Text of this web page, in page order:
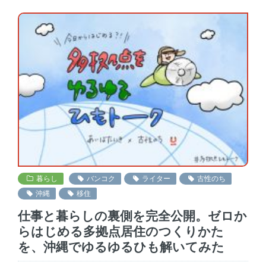
暮らし バンコク ライター
古性のち
沖縄
移住
仕事と暮らしの裏側を完全公開。ゼロか
らはじめる多拠点居住のつくりかた
を、沖縄でゆるゆるひも解いてみた